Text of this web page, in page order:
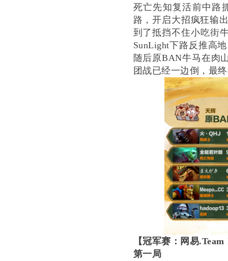
死亡先知复活前中路
路，开启大招疯狂输
到了抵挡不住小吃街
SunLight下路反推高
随后原BAN牛马在肉
团战已经一边倒，最
【冠军赛：网易
第一局